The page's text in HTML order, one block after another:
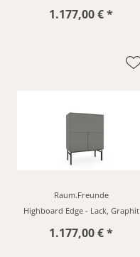
1.177,00 € *
Raum.Freunde
Highboard Edge - Lack, Graphit
1.177,00 € *